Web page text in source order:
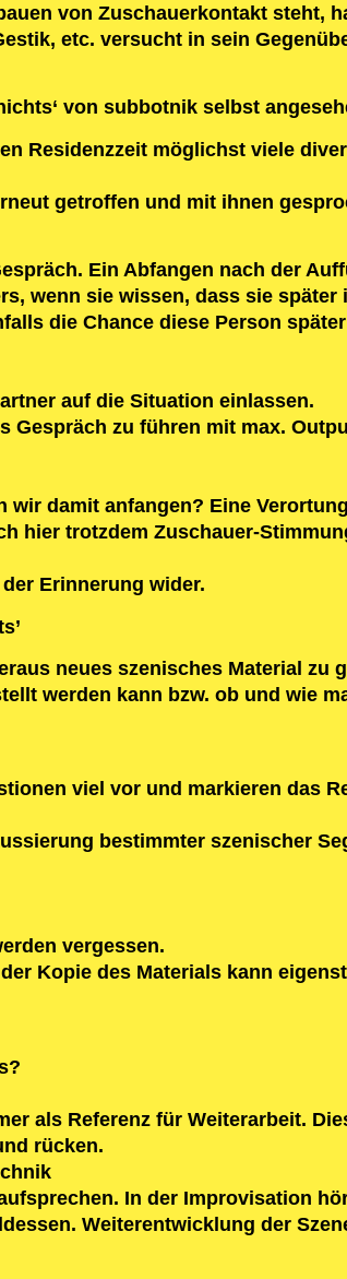
von Zuschauerkontakt steht,
etc. versucht in sein
von subbotnik selbst
Residenzzeit möglichst viele
getroffen und mit ihnen
Ein Abfangen nach der
wenn sie wissen, dass sie
die Chance diese Person
auf die Situation einlassen.
Gespräch zu führen mit max.
damit anfangen? Eine
hier trotzdem Zuschauer-
Erinnerung wider.
neues szenisches Material zu
werden kann bzw. ob und wie
viel vor und markieren das
bestimmter szenischer
vergessen.
Kopie des Materials kann
als Referenz für Weiterarbeit.
rücken.
In der Improvisation
Weiterentwicklung der